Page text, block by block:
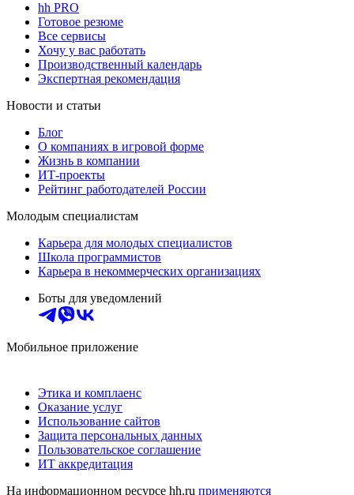
hh PRO
Готовое резюме
Все сервисы
Хочу у вас работать
Производственный календарь
Экспертная рекомендация
Новости и статьи
Блог
О компаниях в игровой форме
Жизнь в компании
ИТ-проекты
Рейтинг работодателей России
Молодым специалистам
Карьера для молодых специалистов
Школа программистов
Карьера в некоммерческих организациях
Боты для уведомлений
Мобильное приложение
Этика и комплаенс
Оказание услуг
Использование сайтов
Защита персональных данных
Пользовательское соглашение
ИТ аккредитация
На информационном ресурсе hh.ru применяются